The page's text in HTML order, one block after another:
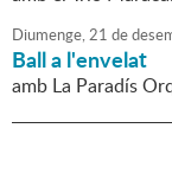
Diumenge,21 de
Ball a l'envelat
amb La Paradís